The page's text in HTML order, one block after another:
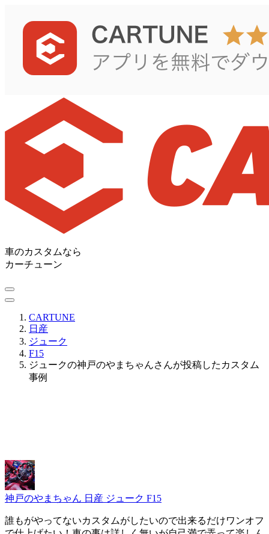
車のカスタムなら
カーチューン
CARTUNE
日産
ジューク
F15
ジュークの神戸のやまちゃんさんが投稿したカスタム
事例
神戸のやまちゃん 日産 ジューク F15
誰もがやってないカスタムがしたいので出来るだけワンオフ